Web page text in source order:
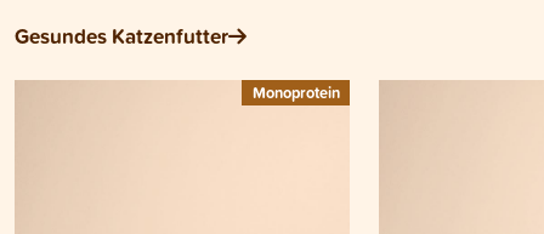
Gesundes Katzenfutter
Monoprotein